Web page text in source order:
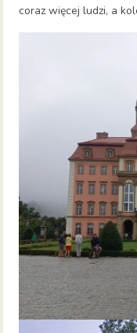
coraz więcej ludzi, a